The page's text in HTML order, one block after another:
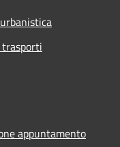
appuntamento